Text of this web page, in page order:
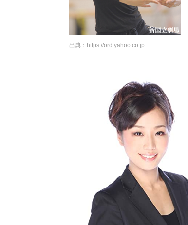
出典： https://ord.yahoo.co.jp